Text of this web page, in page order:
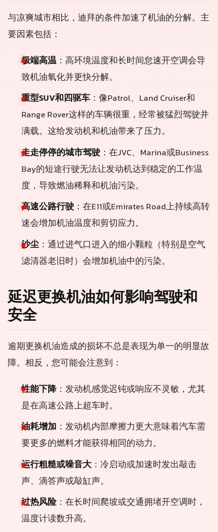
与凉爽城市相比，迪拜的条件加速了机油的分解。主
要因素包括：
极端高温：高环境温度和长时间怠速开空调会导
致机油氧化并更快分解。
重型SUV和四驱车 ：像Patrol、Land Cruiser和
Range Rover这样的车辆很重，经常被猛烈驾驶并
满载。这给发动机和机油带来了压力。
走走停停的城市驾驶 ：在JVC、Marina或Business
Bay的短途行驶无法让发动机达到稳定的工作温
度，导致燃油稀释和机油污染。
高速公路行驶 ：在E11或Emirates Road上持续高转
速会增加机油温度和剪切应力。
沙尘 ：通过进气口进入的细小颗粒（特别是空气
滤清器老旧时）会增加机油中的污染。
延迟更换机油如何影响驾驶和
安全
逾期更换机油造成的损坏不总是表现为单一的明显故
障。相反，您可能会注意到：
性能下降：发动机感觉迟钝或响应不灵敏，尤其
是在高速公路上超车时。
油耗增加 ：发动机内部摩擦力更大意味着汽车需
要更多的燃料才能获得相同的动力。
运行粗糙或噪音大：冷启动或加速时发出敲击
声、滴答声或敲缸声。
过热风险：在长时间爬坡或交通拥堵开空调时，
温度计读数升高。